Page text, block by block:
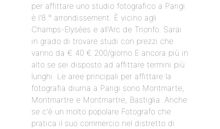
per affittare uno studio fotografico a Parigi
è l'8 ° arrondissement. È vicino agli
Champs-Elysées e all'Arc de Trionfo. Sarai
in grado di trovare studi con prezzi che
vanno da € 40 € 200/giorno E ancora più in
alto se sei disposto ad affittare termini più
lunghi. Le aree principali per affittare la
fotografia diurna a Parigi sono Montmarte,
Montmartre e Montmartre, Bastiglia. Anche
se c'è un molto popolare Fotografo che
pratica il suo commercio nel distretto di